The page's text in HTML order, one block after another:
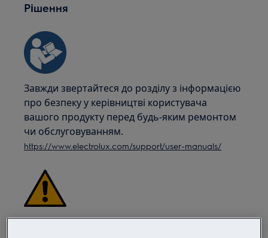
Рішення
Завжди звертайтеся до розділу з інформацією
про безпеку у керівництві користувача
вашого продукту перед будь-яким ремонтом
чи обслуговуванням.
https://www.electrolux.com/support/user-manuals/
УВАГА!НЕБЕЗПЕКА ЕЛЕКТРИЧНОГО УДАРУ